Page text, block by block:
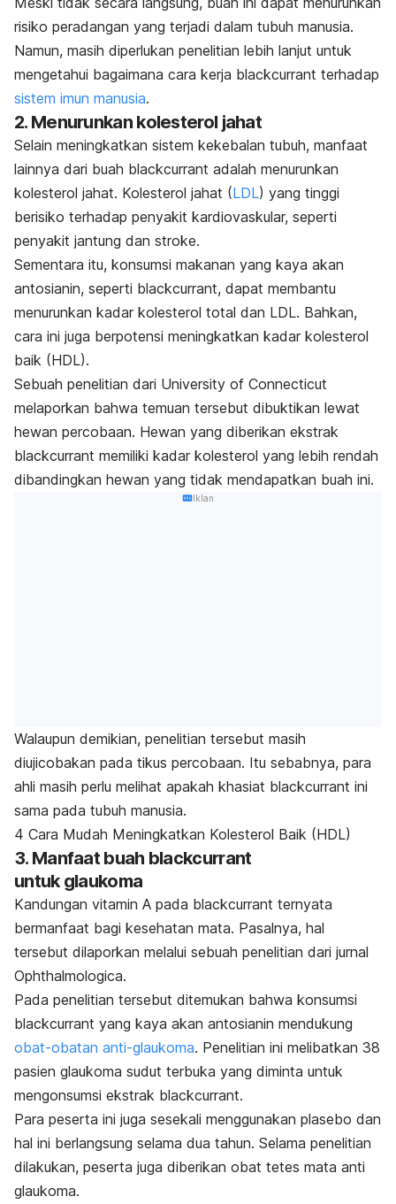
risiko peradangan yang terjadi dalam tubuh manusia.
Namun, masih diperlukan penelitian lebih lanjut untuk
mengetahui bagaimana cara kerja blackcurrant terhadap
sistem imun manusia.
2. Menurunkan kolesterol jahat
Selain meningkatkan sistem kekebalan tubuh, manfaat
lainnya dari buah blackcurrant adalah menurunkan
kolesterol jahat. Kolesterol jahat (LDL) yang tinggi
berisiko terhadap penyakit kardiovaskular, seperti
penyakit jantung dan stroke.
Sementara itu, konsumsi makanan yang kaya akan
antosianin, seperti blackcurrant, dapat membantu
menurunkan kadar kolesterol total dan LDL. Bahkan,
cara ini juga berpotensi meningkatkan kadar kolesterol
baik (HDL).
Sebuah penelitian dari University of Connecticut
melaporkan bahwa temuan tersebut dibuktikan lewat
hewan percobaan. Hewan yang diberikan ekstrak
blackcurrant memiliki kadar kolesterol yang lebih rendah
dibandingkan hewan yang tidak mendapatkan buah ini.
Iklan
Walaupun demikian, penelitian tersebut masih
diujicobakan pada tikus percobaan. Itu sebabnya, para
ahli masih perlu melihat apakah khasiat blackcurrant ini
sama pada tubuh manusia.
4 Cara Mudah Meningkatkan Kolesterol Baik (HDL)
3. Manfaat buah blackcurrant
untuk glaukoma
Kandungan vitamin A pada blackcurrant ternyata
bermanfaat bagi kesehatan mata. Pasalnya, hal
tersebut dilaporkan melalui sebuah penelitian dari jurnal
Ophthalmologica.
Pada penelitian tersebut ditemukan bahwa konsumsi
blackcurrant yang kaya akan antosianin mendukung
obat-obatan anti-glaukoma. Penelitian ini melibatkan 38
pasien glaukoma sudut terbuka yang diminta untuk
mengonsumsi ekstrak blackcurrant.
Para peserta ini juga sesekali menggunakan plasebo dan
hal ini berlangsung selama dua tahun. Selama penelitian
dilakukan, peserta juga diberikan obat tetes mata anti
glaukoma.